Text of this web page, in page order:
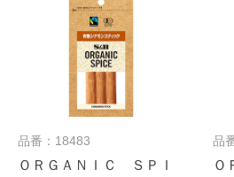
品番：18483
ＯＲＧＡＮＩＣ ＳＰＩ
品
Ｏ